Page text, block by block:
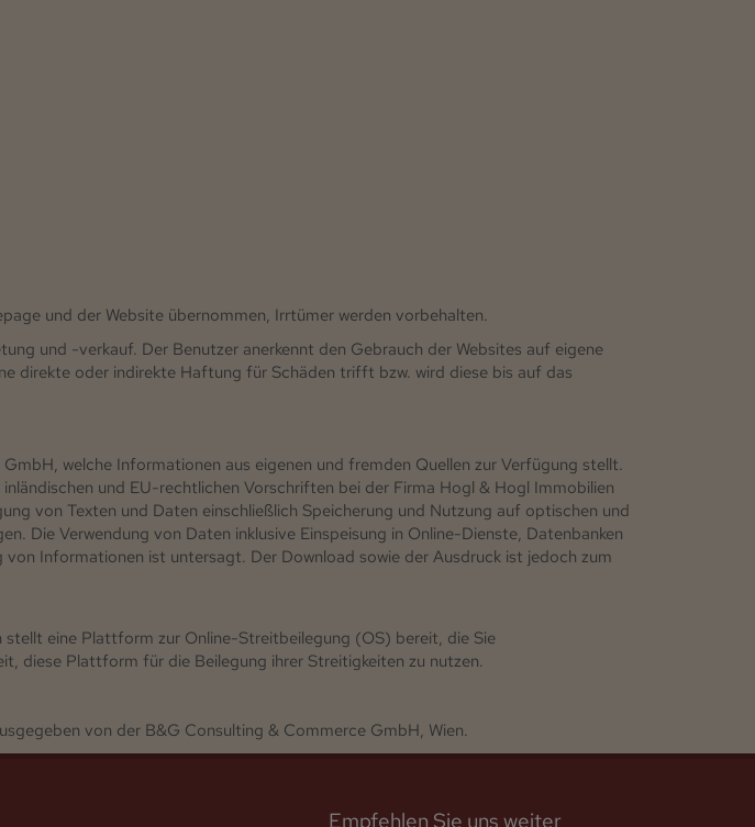
und der Website übernommen, Irrtümer werden vorbehalten.
und -verkauf. Der Benutzer anerkennt den Gebrauch der Websites auf eigene
direkte oder indirekte Haftung für Schäden trifft bzw. wird diese bis auf das
welche Informationen aus eigenen und fremden Quellen zur Verfügung stellt.
und EU-rechtlichen Vorschriften bei der Firma Hogl & Hogl Immobilien
von Texten und Daten einschließlich Speicherung und Nutzung auf optischen und
Die Verwendung von Daten inklusive Einspeisung in Online-Dienste, Datenbanken
Informationen ist untersagt. Der Download sowie der Ausdruck ist jedoch zum
eine Plattform zur Online-Streitbeilegung (OS) bereit, die Sie
diese Plattform für die Beilegung ihrer Streitigkeiten zu nutzen.
von der B&G Consulting & Commerce GmbH, Wien.
Empfehlen Sie uns weiter